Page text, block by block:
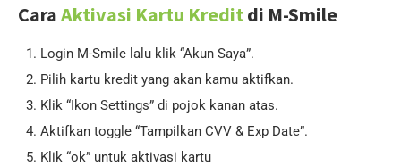
CaraAktivasi Kartu Kreditdi M-Smile
Login M-Smile lalu klik “Akun Saya”.
Pilih kartu kredit yang akan kamu aktifkan.
Klik “Ikon Settings” di pojok kanan atas.
Aktifkan toggle “Tampilkan CVV & Exp Date”.
Klik “ok” untuk aktivasi kartu